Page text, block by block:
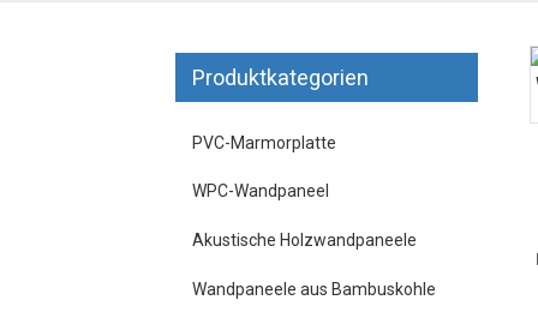
Produktkategorien
PVC-Marmorplatte
WPC-Wandpaneel
Akustische Holzwandpaneele
Wandpaneele aus Bambuskohle